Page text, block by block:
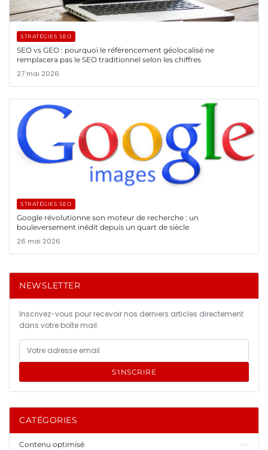
STRATÉGIES SEO
SEO vs GEO : pourquoi le référencement géolocalisé ne
remplacera pas le SEO traditionnel selon les chiffres
27 mai 2026
STRATÉGIES SEO
Google révolutionne son moteur de recherche : un
bouleversement inédit depuis un quart de siècle
26 mai 2026
NEWSLETTER
Inscrivez-vous pour recevoir nos derniers articles directement
dans votre boîte mail.
S'INSCRIRE
CATÉGORIES
Contenu optimisé